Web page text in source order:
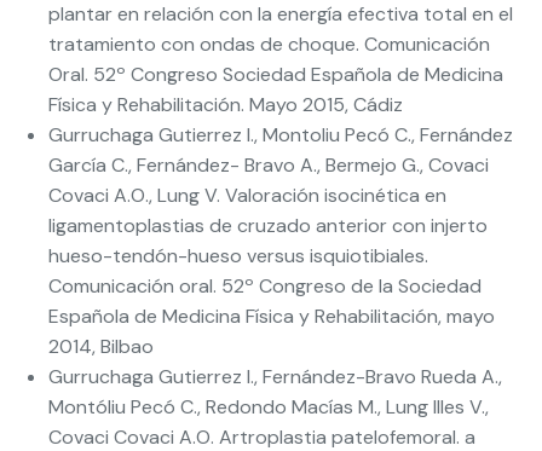
plantar en relación con la energía efectiva total en el
tratamiento con ondas de choque. Comunicación
Oral. 52º Congreso Sociedad Española de Medicina
Física y Rehabilitación. Mayo 2015, Cádiz
Gurruchaga Gutierrez I., Montoliu Pecó C., Fernández
García C., Fernández- Bravo A., Bermejo G., Covaci
Covaci A.O., Lung V. Valoración isocinética en
ligamentoplastias de cruzado anterior con injerto
hueso-tendón-hueso versus isquiotibiales.
Comunicación oral. 52º Congreso de la Sociedad
Española de Medicina Física y Rehabilitación, mayo
2014, Bilbao
Gurruchaga Gutierrez I., Fernández-Bravo Rueda A.,
Montóliu Pecó C., Redondo Macías M., Lung Illes V.,
Covaci Covaci A.O. Artroplastia patelofemoral. a